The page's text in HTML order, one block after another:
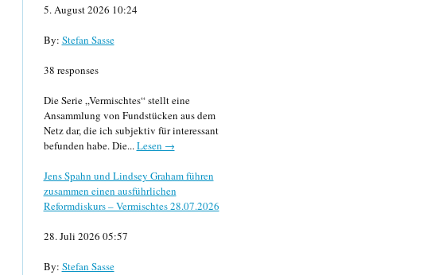
5. August 2026 10:24
By: Stefan Sasse
38 responses
Die Serie „Vermischtes“ stellt eine
Ansammlung von Fundstücken aus dem
Netz dar, die ich subjektiv für interessant
befunden habe. Die...Lesen →
Jens Spahn und Lindsey Graham führen
zusammen einen ausführlichen
Reformdiskurs – Vermischtes 28.07.2026
28. Juli 2026 05:57
By: Stefan Sasse